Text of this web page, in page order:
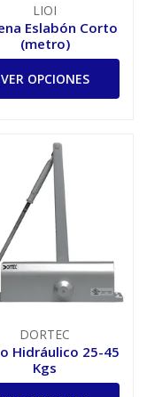
LIOI
Eslabón Corto
(metro)
VER OPCIONES
DORTEC
Hidráulico 25-45
Kgs